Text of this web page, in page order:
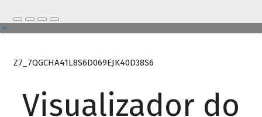
Z7_7QGCHA41L8S6D069EJK40D38S6
Visualizador do